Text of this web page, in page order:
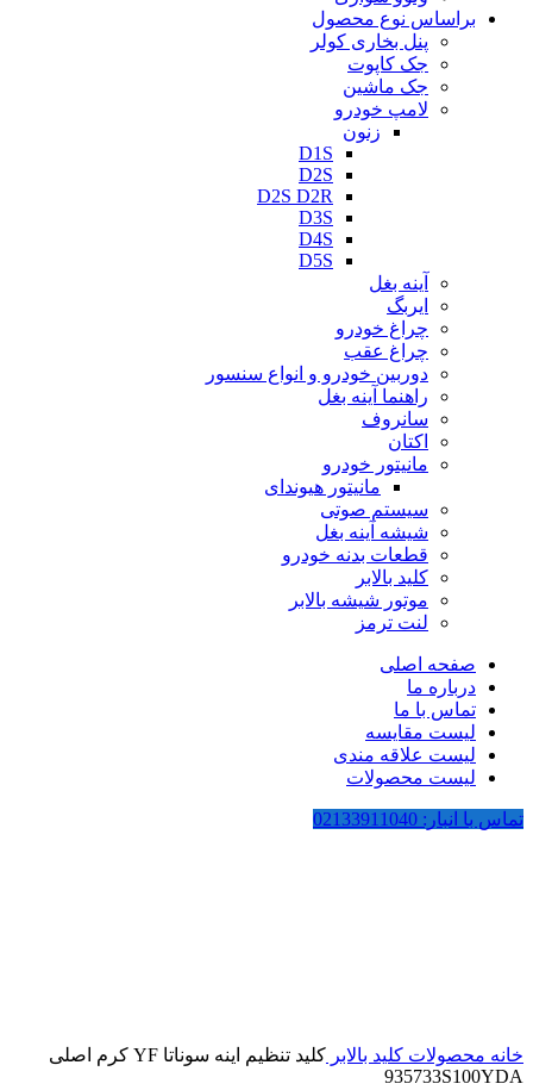
براساس نوع محصول
پنل بخاری کولر
جک کاپوت
جک ماشین
لامپ خودرو
زنون
D1S
D2S
D2S D2R
D3S
D4S
D5S
آینه بغل
ایربگ
چراغ خودرو
چراغ عقب
دوربین خودرو و انواع سنسور
راهنما آینه بغل
سانروف
اکتان
مانیتور خودرو
مانیتور هیوندای
سیستم صوتی
شیشه آینه بغل
قطعات بدنه خودرو
کلید بالابر
موتور شیشه بالابر
لنت ترمز
صفحه اصلی
درباره ما
تماس با ما
لیست مقایسه
لیست علاقه مندی
لیست محصولات
تماس با انبار: 02133911040
خانه محصولات کلید بالابر
کلید تنظیم اینه سوناتا YF کرم اصلی
935733S100YDA